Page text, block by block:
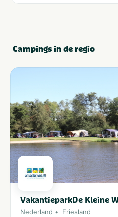
Campings in de regio
VakantieparkDe Kleine
Nederland Friesland